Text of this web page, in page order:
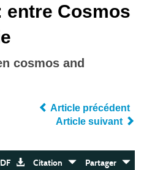
entre Cosmos
cosmos and
Article précédent
Article suivant
Citation Partager